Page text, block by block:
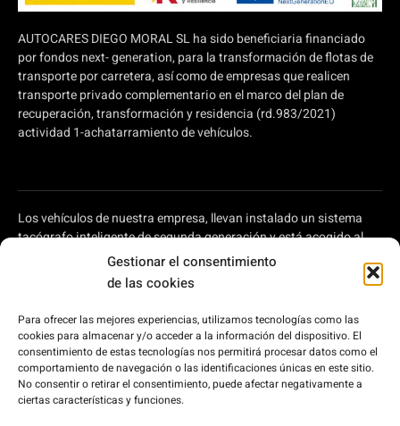
Gestionar el consentimiento
de las cookies
Para ofrecer las mejores experiencias, utilizamos tecnologías como las
cookies para almacenar y/o acceder a la información del dispositivo. El
consentimiento de estas tecnologías nos permitirá procesar datos como el
comportamiento de navegación o las identificaciones únicas en este sitio.
No consentir o retirar el consentimiento, puede afectar negativamente a
ciertas características y funciones.
AUTOCARES DIEGO MORAL SL ha sido beneficiaria financiado
por fondos next- generation, para la transformación de flotas de
transporte por carretera, así como de empresas que realicen
transporte privado complementario en el marco del plan de
recuperación, transformación y residencia (rd.983/2021)
actividad 1-achatarramiento de vehículos.
Los vehículos de nuestra empresa, llevan instalado un sistema
tacógrafo inteligente de segunda generación y está acogido al
plan de ayudas a autónomos y pymes para modernizar el
transporte por carretera, regulado en el Real Decreto 902/2022,
de 25 de octubre, por el que se aprueba la concesión directa, a las
comunidades autónomas y a las ciudades de Ceuta y Melilla, de
ayudas para la modernización de empresas privadas de
transporte de viajeros prestadoras de servicios de transporte por
carretera y de empresas privadas que intervienen en el transporte
de mercancías por carretera, en el marco del Plan de
Recuperación, Transformación y Resiliencia, financiado por la